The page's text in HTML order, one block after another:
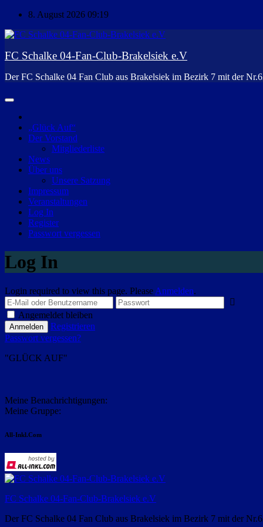
Zum
springen
8. August 2026 09:19
FC Schalke 04-Fan-Club-Brakelsiek e.V
Der FC Schalke 04 Fan Club aus Brakelsiek im Bezirk 7 mit der
„Glück Auf“
Der Vorstand
Mitgliederliste
News
Über uns
Unsere Satzung
Impressum
Veranstaltungen
Log In
Register
Passwort vergessen
Log In
Login required to view this page. Please Anmelden.
Angemeldet bleiben
Registrieren
Passwort vergessen?
"GLÜCK AUF"
Meine Benachrichtigungen:
Meine Gruppe:
All-Inkl.Com
FC Schalke 04-Fan-Club-Brakelsiek e.V
Der FC Schalke 04 Fan Club aus Brakelsiek im Bezirk 7 mit der